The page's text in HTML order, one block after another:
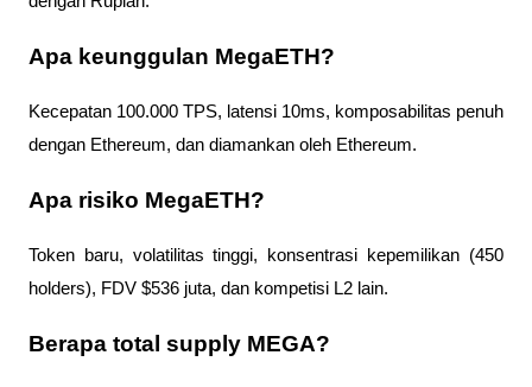
Apa keunggulan MegaETH?
Kecepatan 100.000 TPS, latensi 10ms, komposabilitas penuh
dengan Ethereum, dan diamankan oleh Ethereum.
Apa risiko MegaETH?
Token baru, volatilitas tinggi, konsentrasi kepemilikan (450
holders), FDV $536 juta, dan kompetisi L2 lain.
Berapa total supply MEGA?